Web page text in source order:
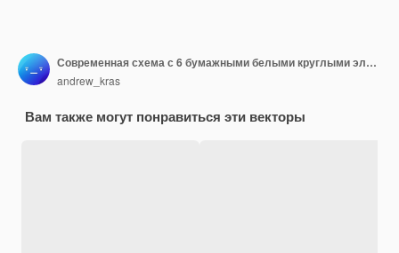
Современная схема с 6 бумажными белыми круглыми элементами со стрелками, указывающими на основной круг. Концепция шести особенностей стартап-проекта. Шаблон плоского инфографического дизайна. Минимальная векторная иллюстрация.
andrew_kras
Вам также могут понравиться эти векторы